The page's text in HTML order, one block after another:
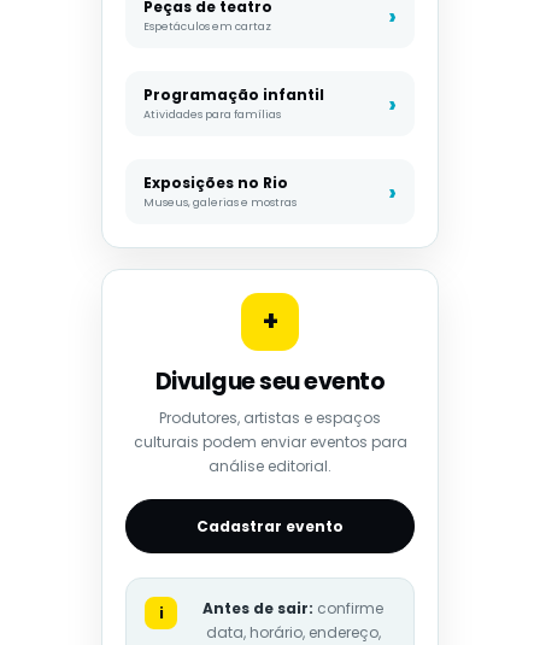
Peças de teatro
Espetáculos em cartaz
Programação infantil
Atividades para famílias
Exposições no Rio
Museus, galerias e mostras
+
Divulgue seu evento
Produtores, artistas e espaços
culturais podem enviar eventos para
análise editorial.
Cadastrar evento
i Antes de sair: confirme
data, horário, endereço,